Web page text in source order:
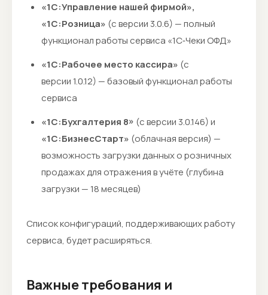
«1С:Управление нашей фирмой»,
«1С:Розница» (с версии 3.0.6) — полный
функционал работы сервиса «1С‑Чеки ОФД»
«1С:Рабочее место кассира» (с
версии 1.0.12) — базовый функционал работы
сервиса
«1С:Бухгалтерия 8» (с версии 3.0.146) и
«1С:БизнесСтарт» (облачная версия) —
возможность загрузки данных о розничных
продажах для отражения в учёте (глубина
загрузки — 18 месяцев)
Список конфигураций, поддерживающих работу
сервиса, будет расширяться.
Важные требования и